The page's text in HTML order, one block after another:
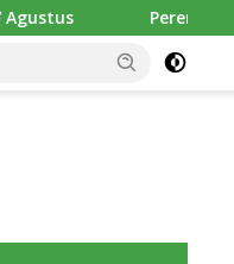
Kebersamaan dengan